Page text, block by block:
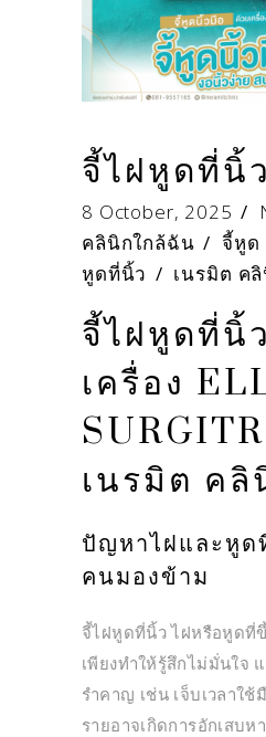
จี้ไฝหูดที่นิ้ว
8 October, 2025
คลินิกใกล้ฉัน / จี้หูด
หูดที่นิ้ว / เนรมิต ค
จี้ไฝหูดที่นิ้
เครื่อง
เนรมิต คลิ
ปัญหาไฝและหูด
คนมองข้าม
จี้ไฝหูดที่นิ้ว ไฝหรือหูดที่
เพียงทำให้รู้สึกไม่มั่นใจ
รำคาญ เช่น เจ็บเวลาใ
รายอาจเกิดการอักเสบห